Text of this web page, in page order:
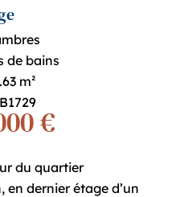
de bains
m²
€
du quartier
en dernier étage d’un